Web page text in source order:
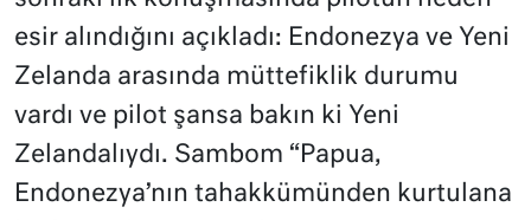
esir alındığını açıkladı: Endonezya ve Yeni
Zelanda arasında müttefiklik durumu
vardı ve pilot şansa bakın ki Yeni
Zelandalıydı. Sambom “Papua,
Endonezya’nın tahakkümünden kurtulana